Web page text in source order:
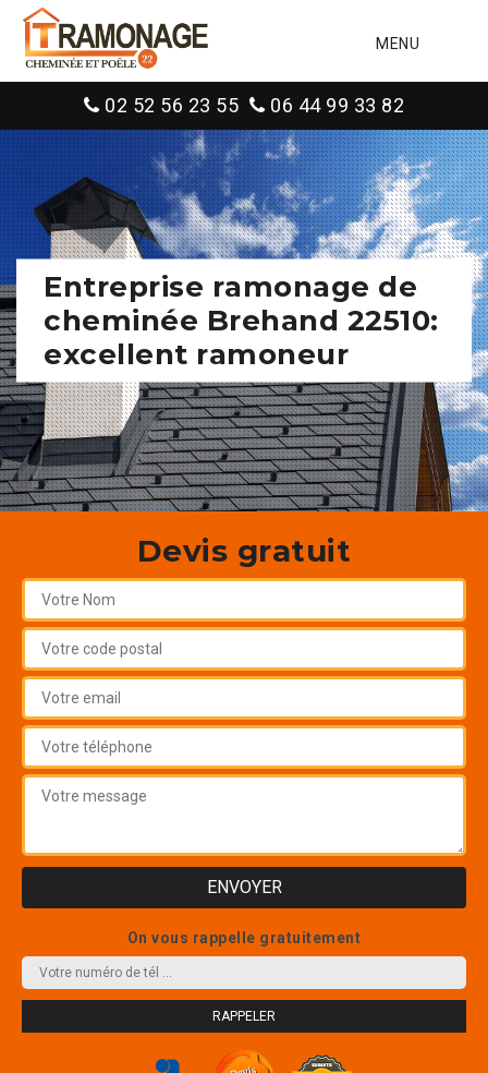
MENU
02 52 56 23 55 06 44 99 33 82
Entreprise ramonage de
cheminée Brehand 22510:
excellent ramoneur
Devis gratuit
On vous rappelle gratuitement